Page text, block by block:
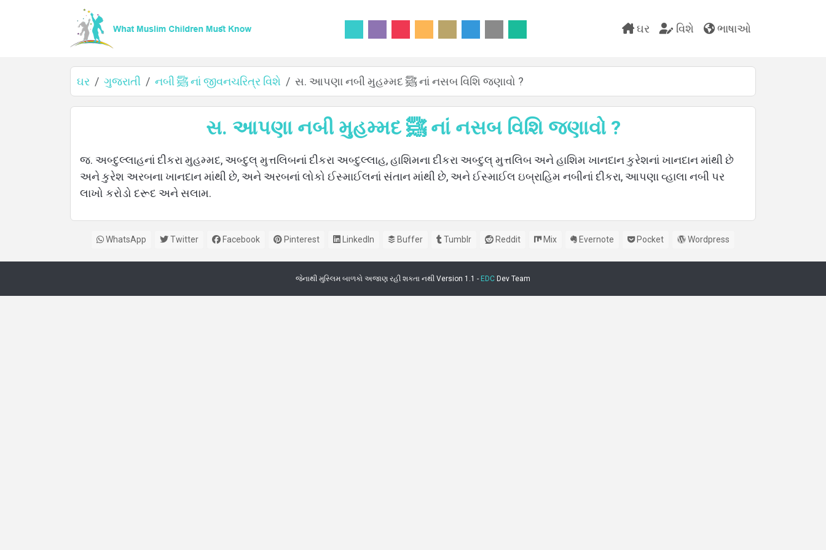
ઘર વિશે ભાષાઓ
ઘર ગુજરાતી નબી ﷺ નાં જીવનચરિત્ર વિશે સ. આપણા નબી મુહમ્મદ ﷺ નાં નસબ વિશિ જણાવો ?
સ. આપણા નબી મુહમ્મદ ﷺ નાં નસબ વિશિ જણાવો ?
જ. અબ્દુલ્લાહનાં દીકરા મુહમ્મદ, અબ્દુલ્ મુત્તલિબનાં દીકરા અબ્દુલ્લાહ, હાશિમના દીકરા અબ્દુલ્ મુત્તલિબ અને હાશિમ ખાનદાન કુરેશનાં ખાનદાન માંથી છે
અને કુરેશ અરબના ખાનદાન માંથી છે, અને અરબનાં લોકો ઈસ્માઈલનાં સંતાન માંથી છે, અને ઈસ્માઈલ ઇબ્રાહિમ નબીનાં દીકરા, આપણા વ્હાલા નબી પર
લાખો કરોડો દરૂદ અને સલામ.
WhatsApp Twitter Facebook Pinterest LinkedIn Buffer Tumblr Reddit Mix Evernote Pocket Wordpress
જેનાથી મુસ્લિમ બાળકો અજાણ રહી શકતા નથી Version 1.1 - EDC Dev Team